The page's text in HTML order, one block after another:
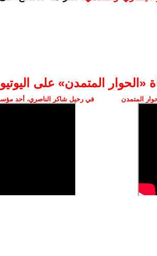
‫«الحوار المتمدن» على
المتمدن في رحيل شاكر الناصري، أحد